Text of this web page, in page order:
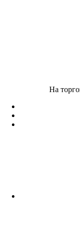
На